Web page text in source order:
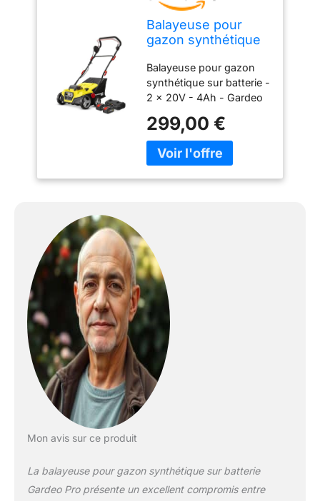
Balayeuse pour
gazon synthétique
20V - 4Ah - Gardeo
Pro
Balayeuse pour gazon
synthétique sur batterie -
2 x 20V - 4Ah - Gardeo
LAWN MOWER Marque:
GARDEO PRO
299,00 €
Mon avis sur ce produit
La balayeuse pour gazon synthétique sur batterie
Gardeo Pro présente un excellent compromis entre